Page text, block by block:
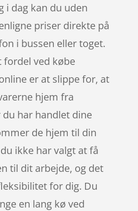
i dag kan du uden
priser direkte på
i bussen eller toget.
fordel ved købe
er at slippe for, at
hjem fra
har handlet dine
de hjem til din
ikke har valgt at få
til dit arbejde, og det
for dig. Du
en lang kø ved